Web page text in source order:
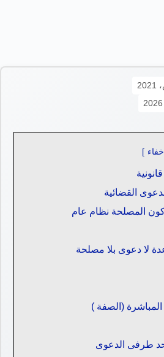
القضائية
كون المصلحة نظام عام
لا دعوى بلا مصلحة
(الصفة )
طرفى الدعوى